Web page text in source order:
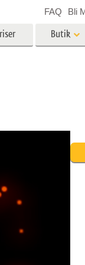
Foto
Butik
FAQ Bli